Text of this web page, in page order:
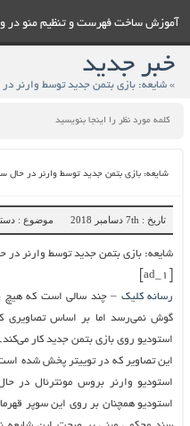
آموزش ساخت فهرست و تنظيم منو در
خبر جدید
» شایعه: بازی بتمن جدید توسط وارنر
شایعه: بازی بتمن جدید توسط وارنر در
تاریخ : 7th دسامبر 2018 موضوع :
شایعه: بازی بتمن جدید توسط وارنر
رسانه کلیک – چند سالی است که هیچ
گوش نمی‌رسد اما بر اساس تصاویری
استودیو روی بازی بتمن جدید کار می‌کند.
این تصاویر که در توییتر پخش شده
استودیو وارنر بروس مونترئال در
استودیو همچنان بر روی این سوپر